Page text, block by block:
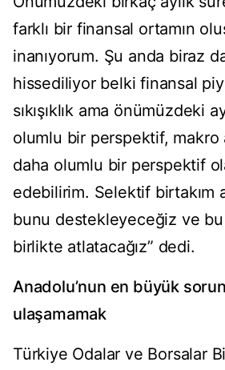
farklı bir finansal ortamın
inanıyorum. Şu anda biraz
hissediliyor belki finansal
sıkışıklık ama önümüzdeki
olumlu bir perspektif, makro
daha olumlu bir perspektif
edebilirim. Selektif birtakım
bunu destekleyeceğiz ve
birlikte atlatacağız” dedi.
Anadolu’nun en büyük
ulaşamamak
Türkiye Odalar ve Borsalar